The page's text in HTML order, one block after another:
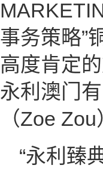
事务策略”
高度肯定
永利澳门
（Zoe
“永利臻